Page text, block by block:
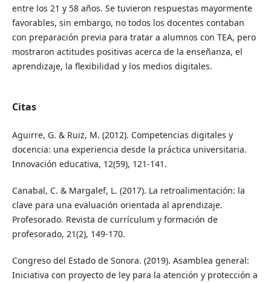
entre los 21 y 58 años. Se tuvieron respuestas mayormente
favorables, sin embargo, no todos los docentes contaban
con preparación previa para tratar a alumnos con TEA, pero
mostraron actitudes positivas acerca de la enseñanza, el
aprendizaje, la flexibilidad y los medios digitales.
Citas
Aguirre, G. & Ruiz, M. (2012). Competencias digitales y
docencia: una experiencia desde la práctica universitaria.
Innovación educativa, 12(59), 121-141.
Canabal, C. & Margalef, L. (2017). La retroalimentación: la
clave para una evaluación orientada al aprendizaje.
Profesorado. Revista de currículum y formación de
profesorado, 21(2), 149-170.
Congreso del Estado de Sonora. (2019). Asamblea general:
Iniciativa con proyecto de ley para la atención y protección a